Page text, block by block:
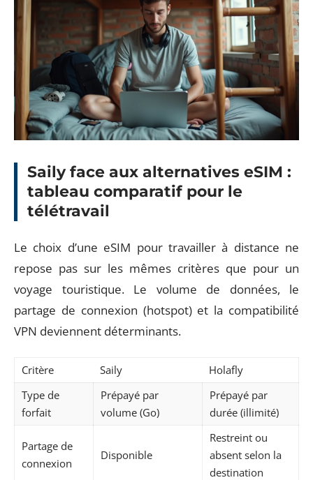
Saily face aux alternatives eSIM :
tableau comparatif pour le
télétravail
Le choix d’une eSIM pour travailler à distance ne
repose pas sur les mêmes critères que pour un
voyage touristique. Le volume de données, le
partage de connexion (hotspot) et la compatibilité
VPN deviennent déterminants.
Critère Saily
Holafly
Type de
forfait
Prépayé par
volume (Go)
Prépayé par
durée (illimité)
Partage de
connexion
Disponible
Restreint ou
absent selon la
destination